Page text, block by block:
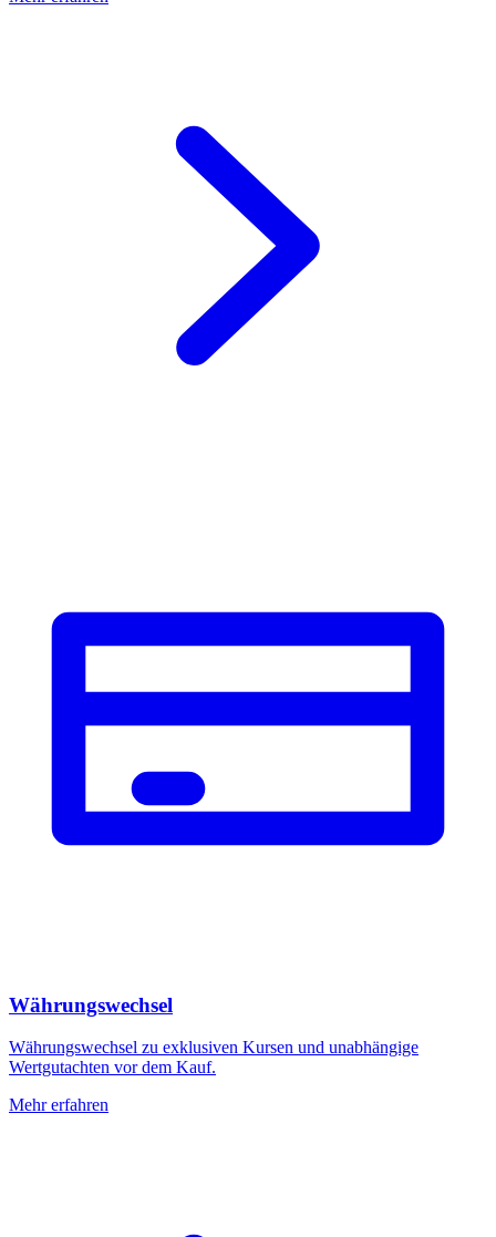
Währungswechsel
Währungswechsel zu exklusiven Kursen und unabhängige
Wertgutachten vor dem Kauf.
Mehr erfahren